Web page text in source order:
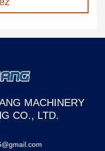
MACHINERY
CO., LTD.